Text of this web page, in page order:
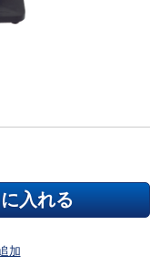
加